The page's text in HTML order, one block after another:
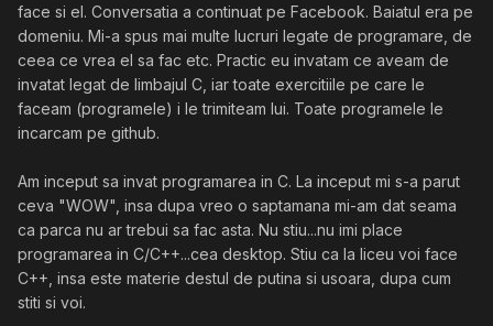
face si el. Conversatia a continuat pe Facebook. Baiatul era pe
domeniu. Mi-a spus mai multe lucruri legate de programare, de
ceea ce vrea el sa fac etc. Practic eu invatam ce aveam de
invatat legat de limbajul C, iar toate exercitiile pe care le
faceam (programele) i le trimiteam lui. Toate programele le
incarcam pe github.
Am inceput sa invat programarea in C. La inceput mi s-a parut
ceva "WOW", insa dupa vreo o saptamana mi-am dat seama
ca parca nu ar trebui sa fac asta. Nu stiu...nu imi place
programarea in C/C++...cea desktop. Stiu ca la liceu voi face
C++, insa este materie destul de putina si usoara, dupa cum
stiti si voi.